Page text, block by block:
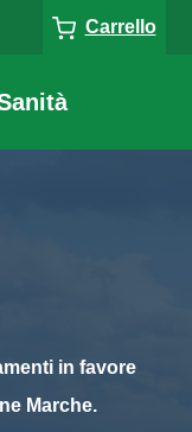
Carrello
in favore
Marche.